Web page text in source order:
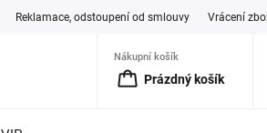
Reklamace, odstoupení od smlouvy Vrácení
Nákupní košík
Prázdný košík